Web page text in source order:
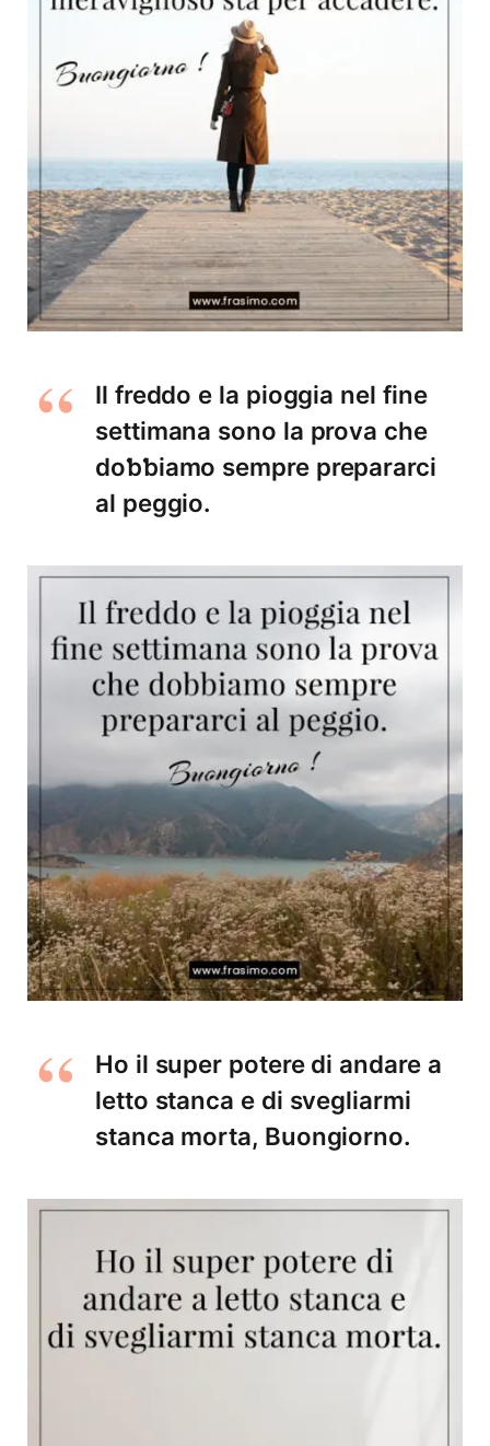
Il freddo e la pioggia nel fine
settimana sono la prova che
doƅƅiamo sempre prepararci
al peggio.
Ho il super potere di andare a
letto stanca e di svegliarmi
stanca morta, Buongiorno.